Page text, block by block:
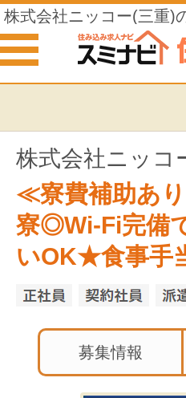
株式会社ニッコー(三重)
の仕事
株式会社ニッコ
≪寮費補助あ
寮◎Wi-Fi完備
いOK★食事手
募集情報